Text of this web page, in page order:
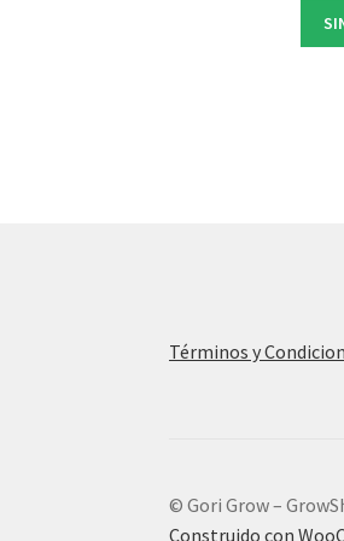
Términos y
© Gori Grow –
Construido con